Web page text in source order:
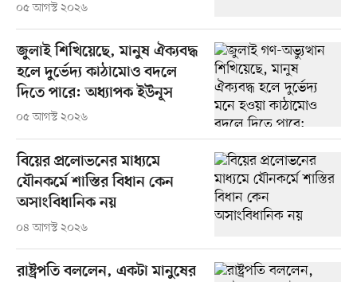
০৫ আগস্ট ২০২৬
জুলাই শিখিয়েছে, মানুষ ঐক্যবদ্ধ
হলে দুর্ভেদ্য কাঠামোও বদলে
দিতে পারে: অধ্যাপক ইউনূস
০৫ আগস্ট ২০২৬
বিয়ের প্রলোভনের মাধ্যমে
যৌনকর্মে শাস্তির বিধান কেন
অসাংবিধানিক নয়
০৪ আগস্ট ২০২৬
রাষ্ট্রপতি বললেন, একটা মানুষের